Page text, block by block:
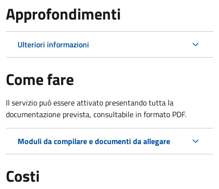
Approfondimenti
Ulteriori informazioni
Come fare
Il servizio può essere attivato presentando tutta la
documentazione prevista, consultabile in formato PDF.
Moduli da compilare e documenti da allegare
Costi